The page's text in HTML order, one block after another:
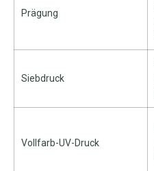
Prägung
Siebdruck
Vollfarb-UV-Druck